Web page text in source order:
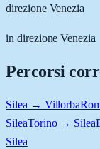
direzione Venezia
in direzione Venezia
Percorsi
Silea → Villorba
SileaTorino → Silea
Silea